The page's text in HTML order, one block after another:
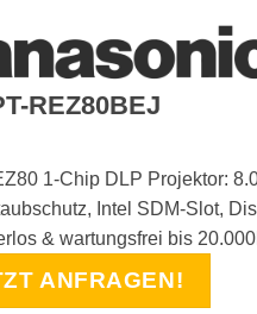
REZ80BEJ
1-Chip DLP Projektor:
Intel SDM-Slot,
& wartungsfrei bis
ANFRAGEN!